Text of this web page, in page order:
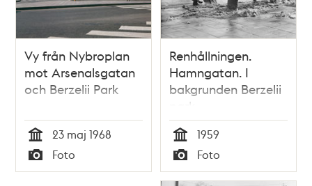
Vy från Nybroplan
mot Arsenalsgatan
och Berzelii Park
Tid
23 maj 1968
Typ
Foto
Renhållningen.
Hamngatan. I
bakgrunden Berzelii
park
Tid
1959
Typ
Foto